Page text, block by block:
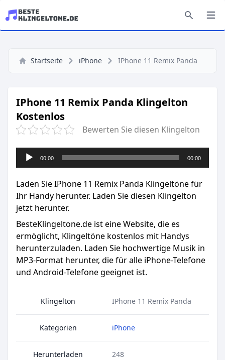
Startseite iPhone IPhone 11 Remix Panda
IPhone 11 Remix Panda Klingelton
Kostenlos
Bewerten Sie diesen Klingelton
Audio-
Player
00:00 00:00
Laden Sie IPhone 11 Remix Panda Klingeltöne für
Ihr Handy herunter. Laden Sie diesen Klingelton
jetzt herunter.
BesteKlingeltone.de ist eine Website, die es
ermöglicht, Klingeltöne kostenlos mit Handys
herunterzuladen. Laden Sie hochwertige Musik in
MP3-Format herunter, die für alle iPhone-Telefone
und Android-Telefone geeignet ist.
Klingelton IPhone 11 Remix Panda
Kategorien iPhone
Herunterladen 248